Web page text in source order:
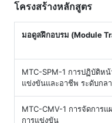
โครงสร้างหลักสูตร
มอดูลฝึกอบรม (Module
MTC-SPM-1 การปฏิบัติห
แข่งขันและอาชีพ ระดับกล
MTC-CMV-1 การจัดการ
การแข่งขัน